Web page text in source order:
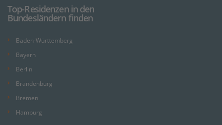
Top-Residenzen in den
Bundesländern finden
Baden-Württemberg
Bayern
Berlin
Brandenburg
Bremen
Hamburg